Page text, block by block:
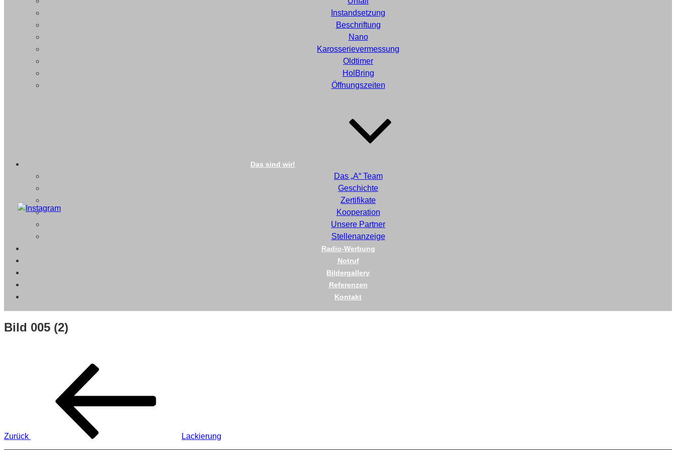
Instandsetzung
Beschriftung
Nano
Karosserievermessung
Oldtimer
HolBring
Öffnungszeiten
Das sind wir!
Das „A“ Team
Geschichte
Zertifikate
Kooperation
Unsere Partner
Stellenanzeige
Radio-Werbung
Notruf
Bildergallery
Referenzen
Kontakt
Bild 005 (2)
Beitragsnavigation
Zurück Lackierung